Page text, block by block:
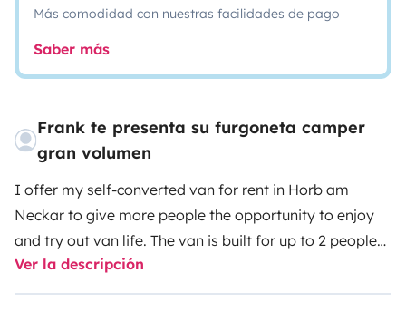
Más comodidad con nuestras facilidades de pago
Saber más
Frank te presenta su furgoneta camper
gran volumen
I offer my self-converted van for rent in Horb am
Neckar to give more people the opportunity to enjoy
and try out van life. The van is built for up to 2 people
and can be used autonomously. Van rental in Horb am
Neckar allows you to make your travels more flexible
Ver la descripción